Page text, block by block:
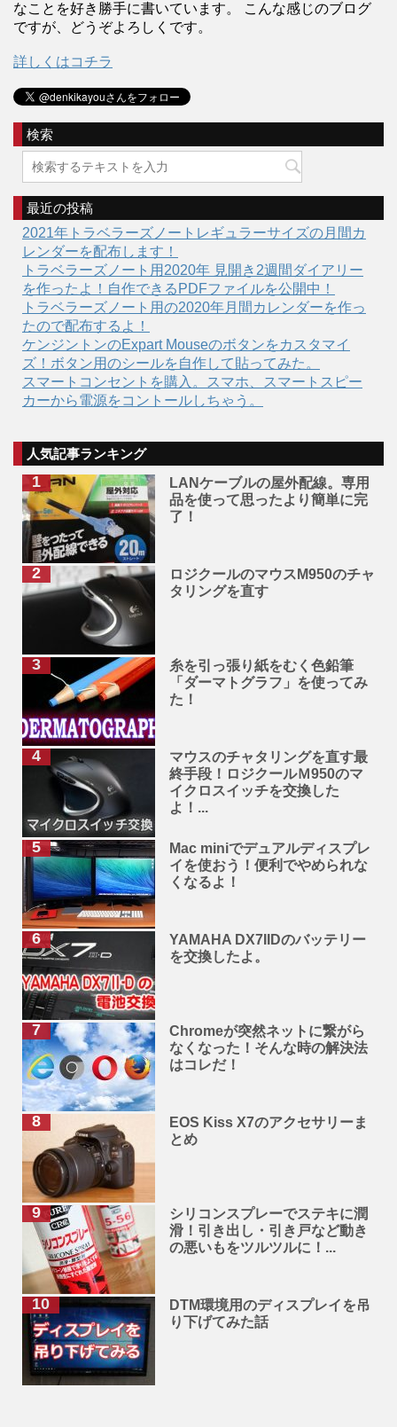
なことを好き勝手に書いています。 こんな感じのブログ
ですが、どうぞよろしくです。
詳しくはコチラ
検索
最近の投稿
2021年トラベラーズノートレギュラーサイズの月間カ
レンダーを配布します！
トラベラーズノート用2020年 見開き2週間ダイアリー
を作ったよ！自作できるPDFファイルを公開中！
トラベラーズノート用の2020年月間カレンダーを作っ
たので配布するよ！
ケンジントンのExpart Mouseのボタンをカスタマイ
ズ！ボタン用のシールを自作して貼ってみた。
スマートコンセントを購入。スマホ、スマートスピー
カーから電源をコントールしちゃう。
人気記事ランキング
LANケーブルの屋外配線。専用
品を使って思ったより簡単に完
了！
ロジクールのマウスM950のチャ
タリングを直す
糸を引っ張り紙をむく色鉛筆
「ダーマトグラフ」を使ってみ
た！
マウスのチャタリングを直す最
終手段！ロジクールＭ950のマ
イクロスイッチを交換した
よ！...
Mac miniでデュアルディスプレ
イを使おう！便利でやめられな
くなるよ！
YAMAHA DX7IIDのバッテリー
を交換したよ。
Chromeが突然ネットに繋がら
なくなった！そんな時の解決法
はコレだ！
EOS Kiss X7のアクセサリーま
とめ
シリコンスプレーでステキに潤
滑！引き出し・引き戸など動き
の悪いもをツルツルに！...
DTM環境用のディスプレイを吊
り下げてみた話